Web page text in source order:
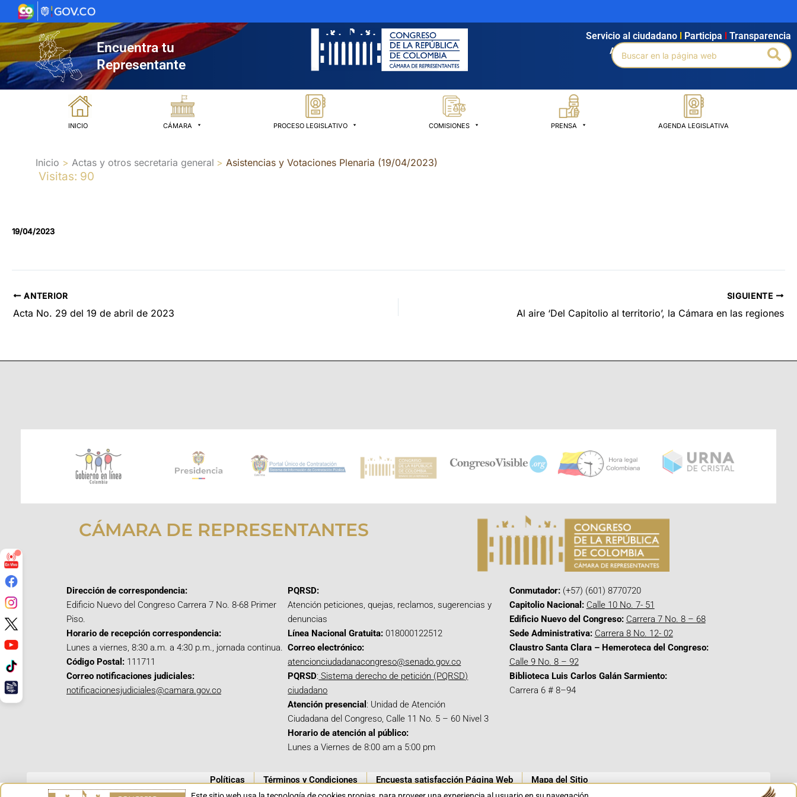
al
contenido
Encuentra tu
Representante
Agendamiento Intranet Búsqueda avanzada
Servicio al ciudadano Participa Transparencia
Buscar
por:
INICIO CÁMARA PROCESO LEGISLATIVO COMISIONES PRENSA AGENDA LEGISLATIVA
Inicio Actas y otros secretaria general Asistencias y Votaciones Plenaria (19/04/2023)
Visitas: 90
19/04/2023
ANTERIOR
Acta No. 29 del 19 de abril de 2023
SIGUIENTE
Al aire ‘Del Capitolio al territorio’, la Cámara en las regiones
CÁMARA DE REPRESENTANTES
Dirección de correspondencia:
Edificio Nuevo del Congreso Carrera 7 No. 8-68 Primer
Piso.
Horario de recepción correspondencia:
Lunes a viernes, 8:30 a.m. a 4:30 p.m., jornada continua.
Código Postal: 111711
Correo notificaciones judiciales:
notificacionesjudiciales@camara.gov.co
PQRSD:
Atención peticiones, quejas, reclamos, sugerencias y
denuncias
Línea Nacional Gratuita: 018000122512
Correo electrónico:
atencionciudadanacongreso@senado.gov.co
PQRSD: Sistema derecho de petición (PQRSD)
ciudadano
Atención presencial : Unidad de Atención
Ciudadana del Congreso, Calle 11 No. 5 – 60 Nivel 3
Horario de atención al público:
Lunes a Viernes de 8:00 am a 5:00 pm
Conmutador:(+57) (601) 8770720
Capitolio Nacional: Calle 10 No. 7- 51
Edificio Nuevo del Congreso: Carrera 7 No. 8 – 68
Sede Administrativa: Carrera 8 No. 12- 02
Claustro Santa Clara – Hemeroteca del Congreso:
Calle 9 No. 8 – 92
Biblioteca Luis Carlos Galán Sarmiento:
Carrera 6 # 8–94
Políticas Términos y Condiciones Encuesta satisfacción Página Web Mapa del Sitio